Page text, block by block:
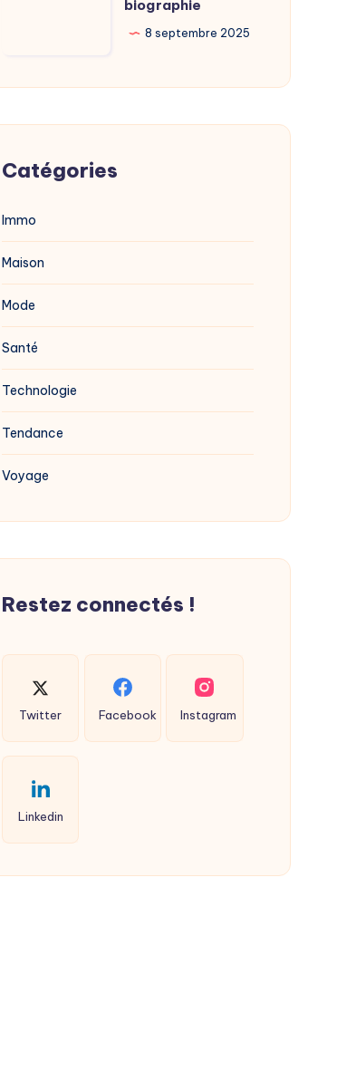
biographie
biographie
8 septembre 2025
Catégories
Immo
Maison
Mode
Santé
Technologie
Tendance
Voyage
Restez connectés !
Twitter Facebook Instagram
Linkedin